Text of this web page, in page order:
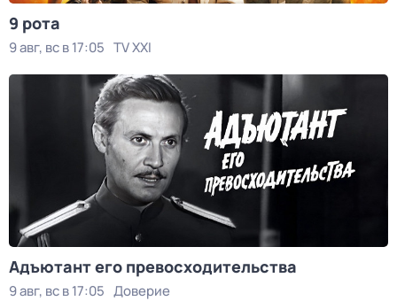
9 рота
9 авг, вс в 17:05 TV XXI
Адъютант его превосходительства
9 авг, вс в 17:05 Доверие